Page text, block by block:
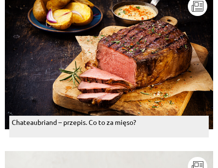
Chateaubriand – przepis. Co to za mięso?